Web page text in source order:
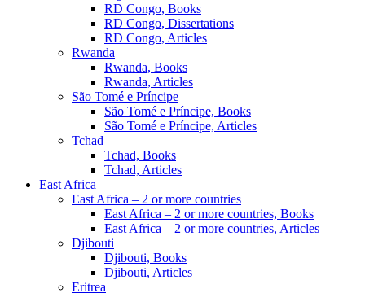
RD Congo, Books
RD Congo, Dissertations
RD Congo, Articles
Rwanda
Rwanda, Books
Rwanda, Articles
São Tomé e Príncipe
São Tomé e Príncipe, Books
São Tomé e Príncipe, Articles
Tchad
Tchad, Books
Tchad, Articles
East Africa
East Africa – 2 or more countries
East Africa – 2 or more countries, Books
East Africa – 2 or more countries, Articles
Djibouti
Djibouti, Books
Djibouti, Articles
Eritrea